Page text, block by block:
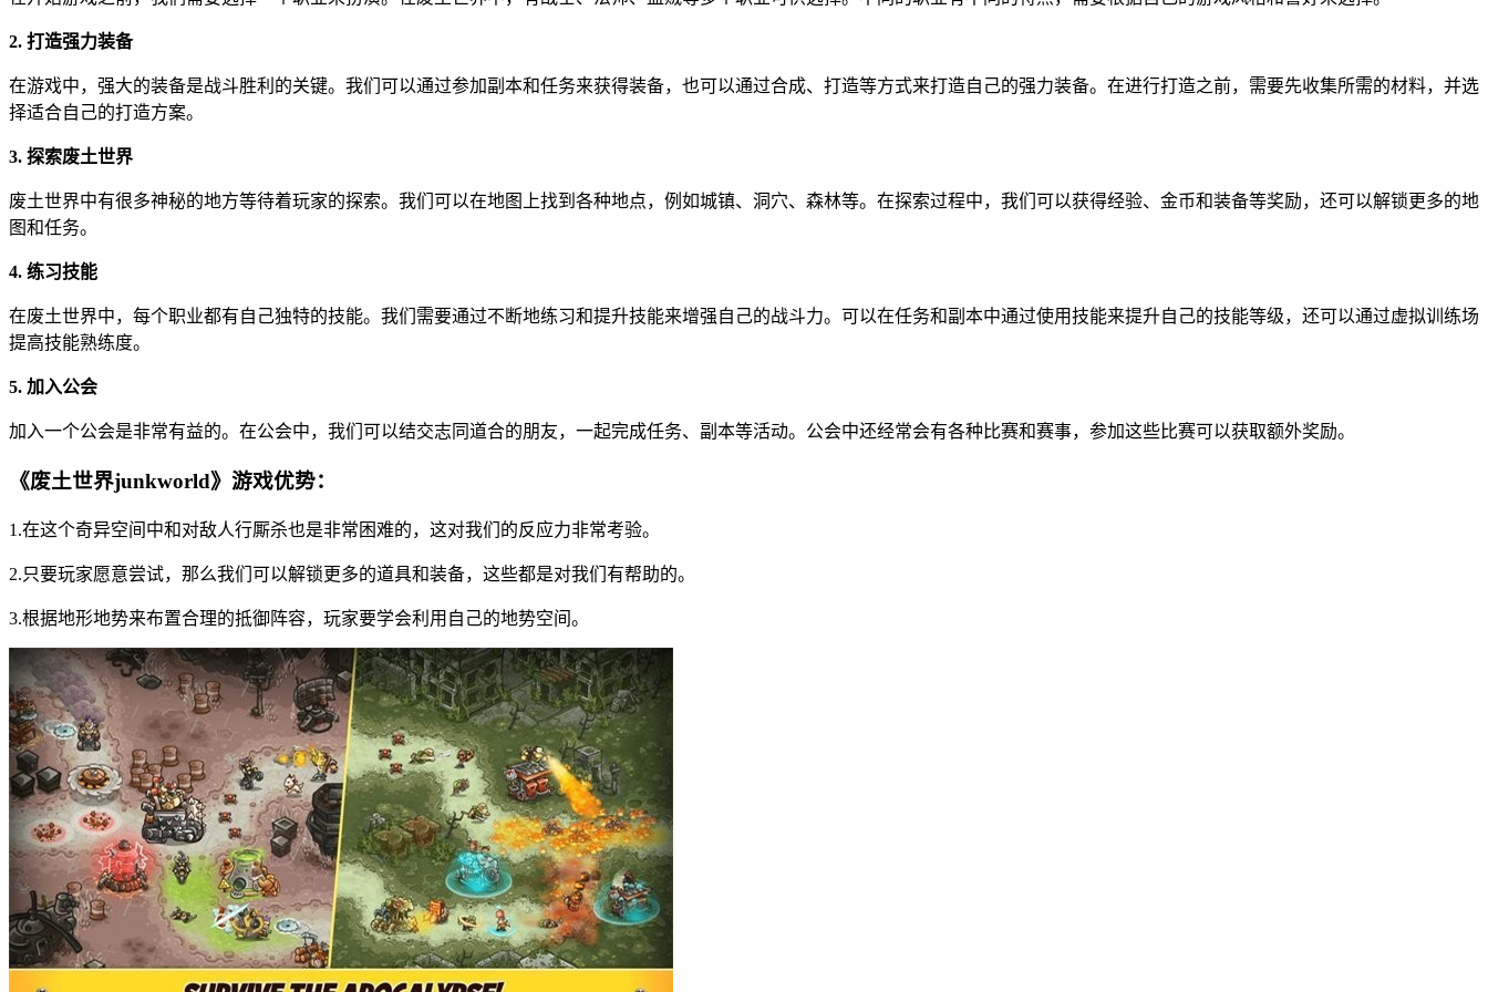
2. 打造强力装备
在游戏中，强大的装备是战斗胜利的关键。我们可以通过参加副本和任务来获得装备，也可以通过合成、打造等方式来打造自己的强力装备。在进行打造之前，需要先收集所需的材料，并选
择适合自己的打造方案。
3. 探索废土世界
废土世界中有很多神秘的地方等待着玩家的探索。我们可以在地图上找到各种地点，例如城镇、洞穴、森林等。在探索过程中，我们可以获得经验、金币和装备等奖励，还可以解锁更多的地
图和任务。
4. 练习技能
在废土世界中，每个职业都有自己独特的技能。我们需要通过不断地练习和提升技能来增强自己的战斗力。可以在任务和副本中通过使用技能来提升自己的技能等级，还可以通过虚拟训练场
提高技能熟练度。
5. 加入公会
加入一个公会是非常有益的。在公会中，我们可以结交志同道合的朋友，一起完成任务、副本等活动。公会中还经常会有各种比赛和赛事，参加这些比赛可以获取额外奖励。
《废土世界junkworld》游戏优势：
1.在这个奇异空间中和对敌人行厮杀也是非常困难的，这对我们的反应力非常考验。
2.只要玩家愿意尝试，那么我们可以解锁更多的道具和装备，这些都是对我们有帮助的。
3.根据地形地势来布置合理的抵御阵容，玩家要学会利用自己的地势空间。